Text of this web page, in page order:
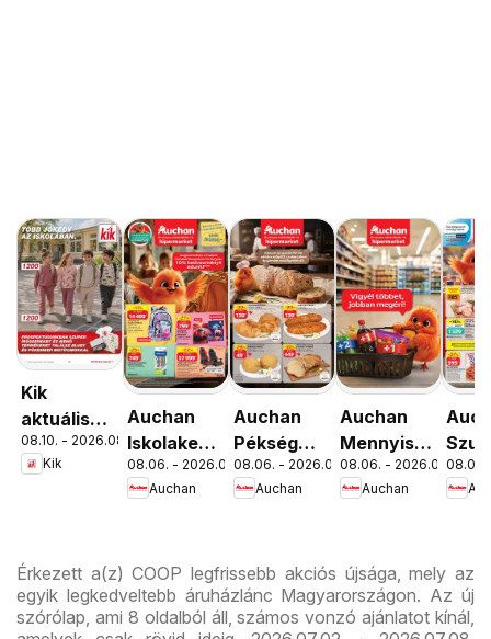
Kik
aktuális
akciós
újság
08.10. - 2026.08.16.
Kik
Auchan
Iskolakezdés
ajánlatok
08.06. - 2026.08.19.
Auchan
Auchan
Pékség
ajánlataink
08.06. - 2026.08.12.
Auchan
Auchan
Mennyiségi
kedvezmény
ajánlataink
08.06. - 2026.08.19.
Auchan
08.06.
Érkezett a(z) COOP legfrissebb akciós újsága, mely az
egyik legkedveltebb áruházlánc Magyarországon. Az új
szórólap, ami 8 oldalból áll, számos vonzó ajánlatot kínál,